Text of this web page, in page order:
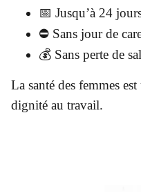
📅 Jusqu’à 24
⛔ Sans jour de
💰 Sans perte de
La santé des femmes
dignité au travail.